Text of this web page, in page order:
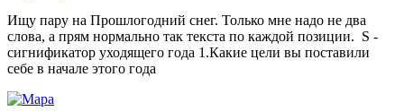
Ищу пару на Прошлогодний снег. Только мне надо не два
слова, а прям нормально так текста по каждой позиции. S -
сигнификатор уходящего года 1.Какие цели вы поставили
себе в начале этого года